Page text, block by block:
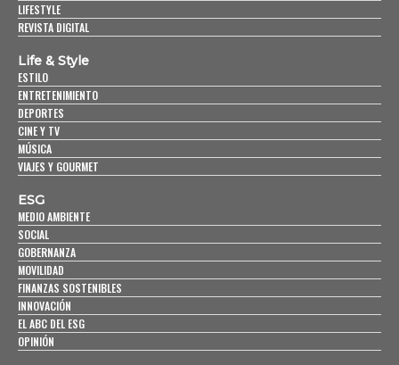
LIFESTYLE
REVISTA DIGITAL
Life & Style
ESTILO
ENTRETENIMIENTO
DEPORTES
CINE Y TV
MÚSICA
VIAJES Y GOURMET
ESG
MEDIO AMBIENTE
SOCIAL
GOBERNANZA
MOVILIDAD
FINANZAS SOSTENIBLES
INNOVACIÓN
EL ABC DEL ESG
OPINIÓN